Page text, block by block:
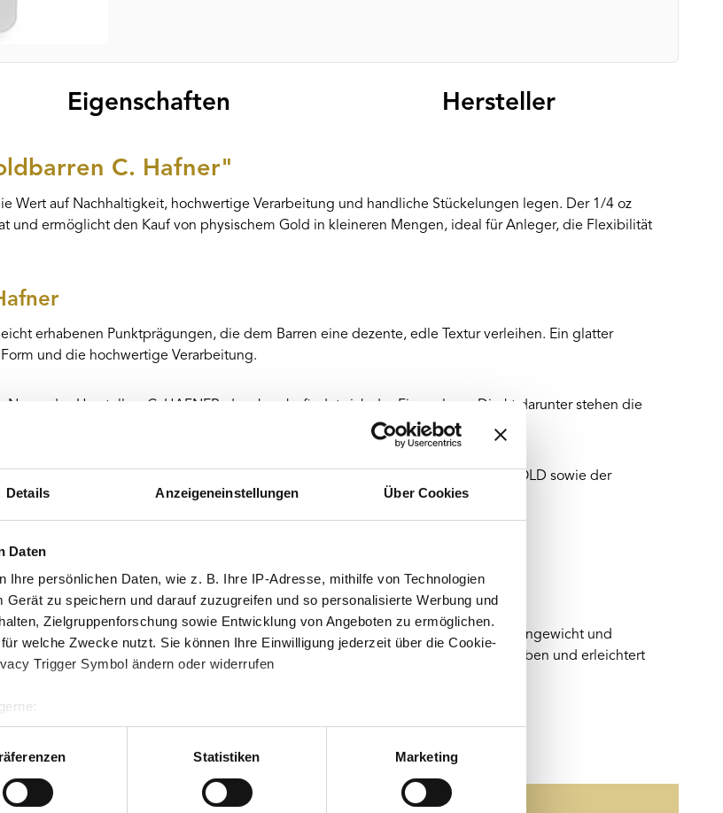
Details Anzeigeneinstellungen Über Cookies
Daten
Ihre persönlichen Daten, wie z. B. Ihre IP-Adresse, mithilfe von Technologien
zu speichern und darauf zuzugreifen und so personalisierte Werbung und
Zielgruppenforschung sowie Entwicklung von Angeboten zu ermöglichen.
welche Zwecke nutzt. Sie können Ihre Einwilligung jederzeit über die Cookie-
Trigger Symbol ändern oder widerrufen
Lage erfassen, welche bis auf einige Meter genau sein können
bestimmten Merkmalen (Fingerprinting) identifizieren
Daten verarbeitet werden, und legen Sie Ihre Präferenzen imAbschnitt
Statistiken Marketing
Eigenschaften Hersteller
C. Hafner"
Wert auf Nachhaltigkeit, hochwertige Verarbeitung und handliche Stückelungen legen. Der 1/4 oz
und ermöglicht den Kauf von physischem Gold in kleineren Mengen, ideal für Anleger, die Flexibilität
erhabenen Punktprägungen, die dem Barren eine dezente, edle Textur verleihen. Ein glatter
und die hochwertige Verarbeitung.
des Herstellers C. HAFNER, daneben befindet sich das Firmenlogo. Direkt darunter stehen die
des Unternehmens hervorheben.
zum Barren. Darunter sind das Feingewicht (1/4 oz), das Edelmetall FEINGOLD sowie der
die zur Echtheitsprüfung und eindeutigen Identifikation dient.
Schutz bietet und eine sichere Aufbewahrung ermöglicht. Zertifikatsnummer, Feingewicht und
eine individuelle Seriennummer trägt. Das Echtheitszertifikat bestätigt alle Angaben und erleichtert